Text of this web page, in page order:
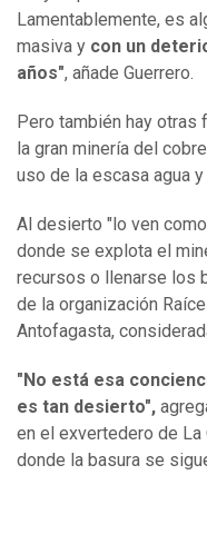
Lamentablemente, es
masiva y con un
años", añade Guerrero.
Pero también hay
la gran minería del
uso de la escasa agua
Al desierto "lo ven
donde se explota el
recursos o llenarse los
de la organización
Antofagasta,
"No está esa
es tan desierto",
en el exvertedero de La
donde la basura se